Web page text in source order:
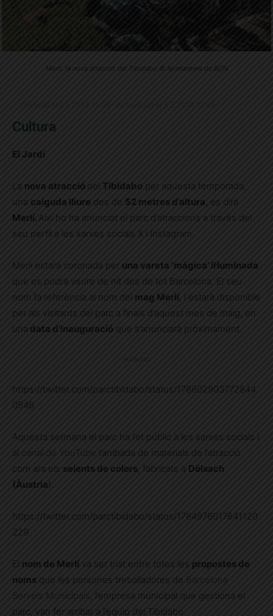
Merlí, la nova atracció del Tibidabo © Ajuntament de BCN
Cultura
El Jardí
La nova atracció del Tibidabo per aquesta temporada,
una caiguda lliure des de 52 metres d’altura, es dirà
Merlí. Així ho ha anunciat el parc d’atraccions a través del
seu perfil a les xarxes socials X i Instagram.
Merlí estarà coronada per una vareta ‘màgica’ il·luminada
que es podrà veure de nit des de tot Barcelona. El seu
nom fa referència al nom del mag Merlí, i estarà disponible
per als visitants del parc a finals d’aquest mes de maig, en
una data d’inauguració que s’anunciarà pròximament.
https://twitter.com/parctibidabo/status/178602903772844
0546
Aquesta setmana el parc ha fet públic a les xarxes socials i
al canal de YouTube l’arribada de materials de l’atracció
com ara els seients de colors , fabricats a Dölsach
(Àustria).
https://twitter.com/parctibidabo/status/1784976017641120
229
El nom de Merlí va ser triat entre totes les propostes de
noms que les persones treballadores de Barcelona
Serveis Municipals , l’empresa municipal que gestiona el
parc, van fer arribar a l’equip del Tibidabo.